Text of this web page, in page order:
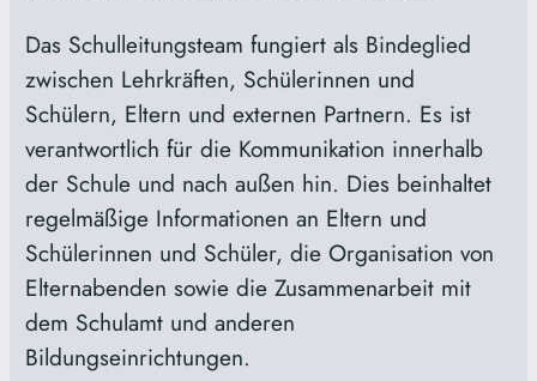
Das Schulleitungsteam fungiert als Bindeglied
zwischen Lehrkräften, Schülerinnen und
Schülern, Eltern und externen Partnern. Es ist
verantwortlich für die Kommunikation innerhalb
der Schule und nach außen hin. Dies beinhaltet
regelmäßige Informationen an Eltern und
Schülerinnen und Schüler, die Organisation von
Elternabenden sowie die Zusammenarbeit mit
dem Schulamt und anderen
Bildungseinrichtungen.